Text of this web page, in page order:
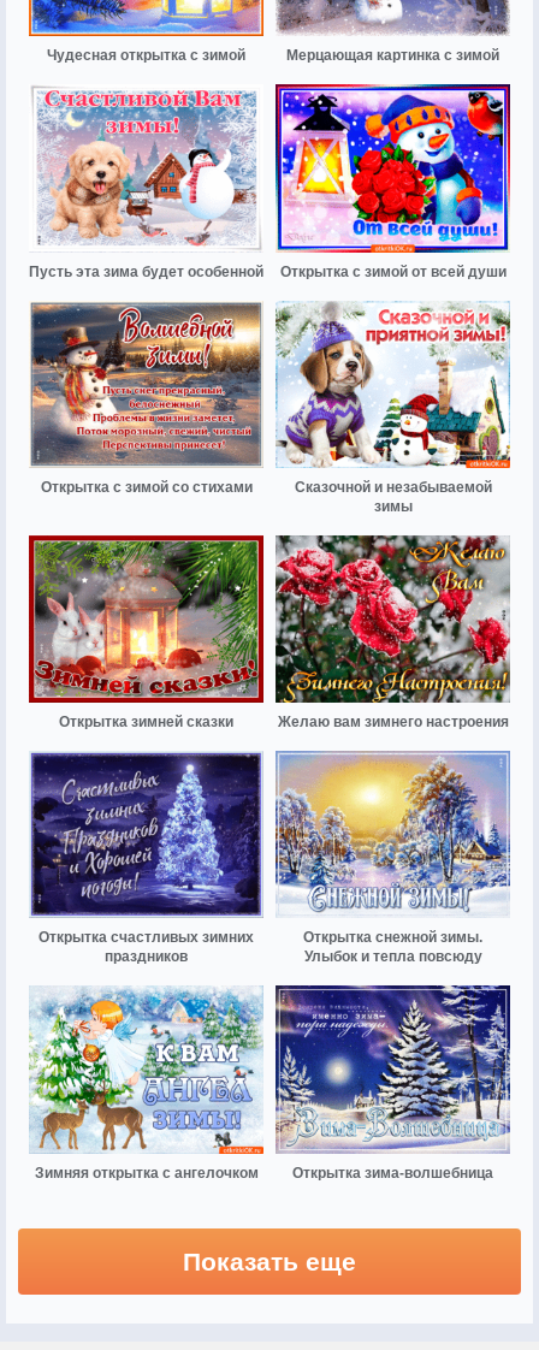
Чудесная открытка с зимой Мерцающая картинка с зимой
Пусть эта зима будет особенной Открытка с зимой от всей души
Открытка с зимой со стихами
Сказочной и незабываемой
зимы
Открытка зимней сказки Желаю вам зимнего настроения
Открытка счастливых зимних
праздников
Открытка снежной зимы.
Улыбок и тепла повсюду
Зимняя открытка с ангелочком Открытка зима-волшебница
Показать еще